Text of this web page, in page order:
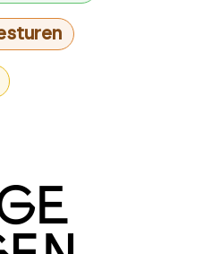
Volgende